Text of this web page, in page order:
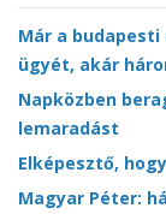
Már a
ügyét, akár
Napközben
lemaradást
Elképesztő,
Magyar Péter: